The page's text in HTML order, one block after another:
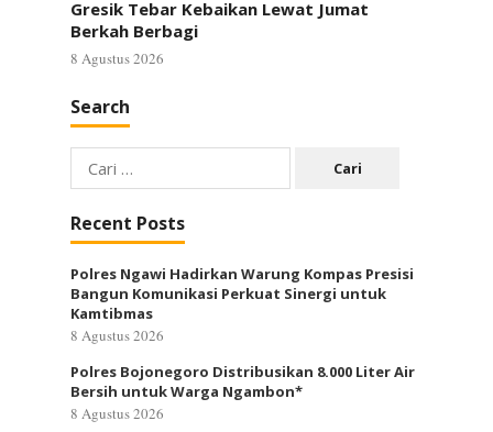
Gresik Tebar Kebaikan Lewat Jumat
Berkah Berbagi
8 Agustus 2026
Search
Cari
untuk:
Recent Posts
Polres Ngawi Hadirkan Warung Kompas Presisi
Bangun Komunikasi Perkuat Sinergi untuk
Kamtibmas
8 Agustus 2026
Polres Bojonegoro Distribusikan 8.000 Liter Air
Bersih untuk Warga Ngambon*
8 Agustus 2026